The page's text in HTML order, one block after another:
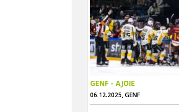
GENF - AJOIE
06.12.2025, GENF